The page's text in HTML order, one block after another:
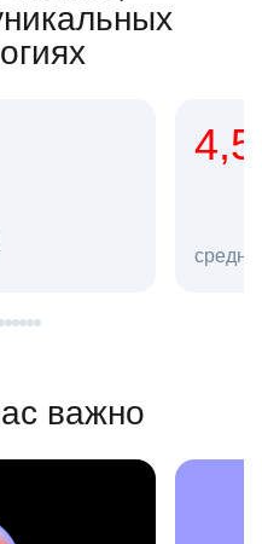
средняя оценка hh.ru как
важно